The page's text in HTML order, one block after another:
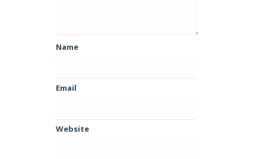
Name
Email
Website